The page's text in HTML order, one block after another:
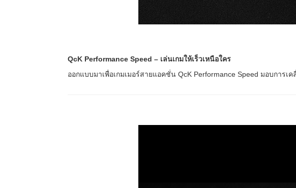
QcK Performance Speed – เล่นเกมให้เร็วเหนือใคร
ออกแบบมาเพื่อเกมเมอร์สายแอคชั่น QcK Performance Speed มอบกา